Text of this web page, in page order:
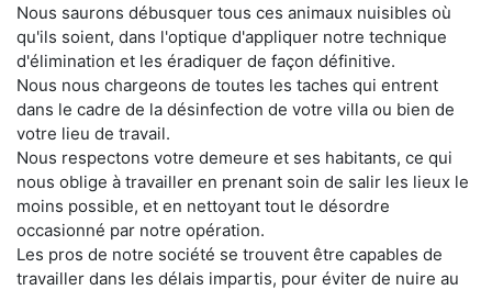
Nous saurons débusquer tous ces animaux nuisibles où
qu'ils soient, dans l'optique d'appliquer notre technique
d'élimination et les éradiquer de façon définitive.
Nous nous chargeons de toutes les taches qui entrent
dans le cadre de la désinfection de votre villa ou bien de
votre lieu de travail.
Nous respectons votre demeure et ses habitants, ce qui
nous oblige à travailler en prenant soin de salir les lieux le
moins possible, et en nettoyant tout le désordre
occasionné par notre opération.
Les pros de notre société se trouvent être capables de
travailler dans les délais impartis, pour éviter de nuire au